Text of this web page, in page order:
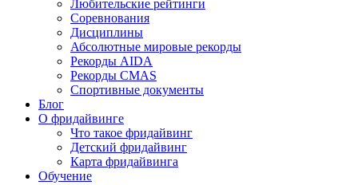
Любительские рейтинги
Соревнования
Дисциплины
Абсолютные мировые рекорды
Рекорды AIDA
Рекорды CMAS
Спортивные документы
Блог
О фридайвинге
Что такое фридайвинг
Детский фридайвинг
Карта фридайвинга
Обучение